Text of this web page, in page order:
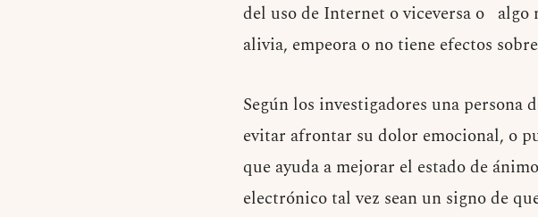
del uso de Internet o viceversa o
alivia, empeora o no tiene efectos
Según los investigadores una persona
evitar afrontar su dolor emocional, o
que ayuda a mejorar el estado de
electrónico tal vez sean un signo de